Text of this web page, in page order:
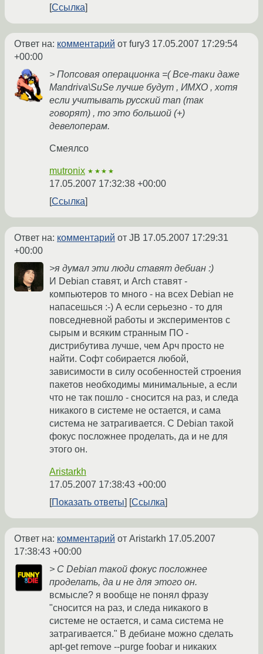
Ссылка
Ответ на: комментарий от fury3 17.05.2007 17:29:54
+00:00
> Попсовая операционка =( Все-таки даже
Mandriva\SuSe лучше будут , ИМХО , хотя
если учитывать русский man (так
говорят) , то это большой (+)
девелоперам.
Смеялсо
mutronix ★★★★
17.05.2007 17:32:38 +00:00
Ссылка
Ответ на: комментарий от JB 17.05.2007 17:29:31
+00:00
>я думал эти люди ставят дебиан :)
И Debian ставят, и Arch ставят -
компьютеров то много - на всех Debian не
напасешься :-) А если серьезно - то для
повседневной работы и экспериментов с
сырым и всяким странным ПО -
дистрибутива лучше, чем Арч просто не
найти. Софт собирается любой,
зависимости в силу особенностей строения
пакетов необходимы минимальные, а если
что не так пошло - сносится на раз, и следа
никакого в системе не остается, и сама
система не затрагивается. С Debian такой
фокус посложнее проделать, да и не для
этого он.
Aristarkh
17.05.2007 17:38:43 +00:00
Показать ответы
Ссылка
Ответ на: комментарий от Aristarkh 17.05.2007
17:38:43 +00:00
> С Debian такой фокус посложнее
проделать, да и не для этого он.
всмысле? я вообще не понял фразу
"сносится на раз, и следа никакого в
системе не остается, и сама система не
затрагивается." В дебиане можно сделать
apt-get remove --purge foobar и никаких